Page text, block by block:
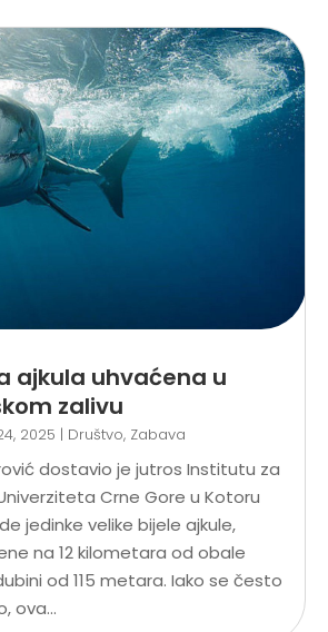
ajkula uhvaćena u
zalivu
2025 | Društvo, Zabava
dostavio je jutros Institutu za
Crne Gore u Kotoru
jedinke velike bijele ajkule,
na 12 kilometara od obale
od 115 metara. Iako se često
ova...